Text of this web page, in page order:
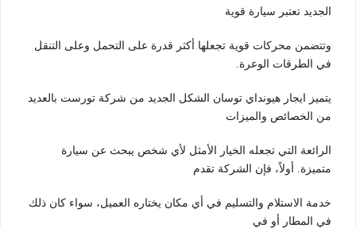
الجديد تعتبر سيارة قوية
وتتضمن محركات قوية تجعلها أكثر قدرة على التحمل وعلى التنقل
في الطرقات الوعرة.
يتميز ايجار هيونداي توسان الشكل الجديد من شركة تورست بالعديد
من الخصائص والميزات
الرائعة التي تجعله الخيار الأمثل لأي شخص يبحث عن سيارة
متميزة. أولاً، فإن الشركة تقدم
خدمة الاستلام والتسليم في أي مكان يختاره العميل، سواء كان ذلك
في المطار أو في